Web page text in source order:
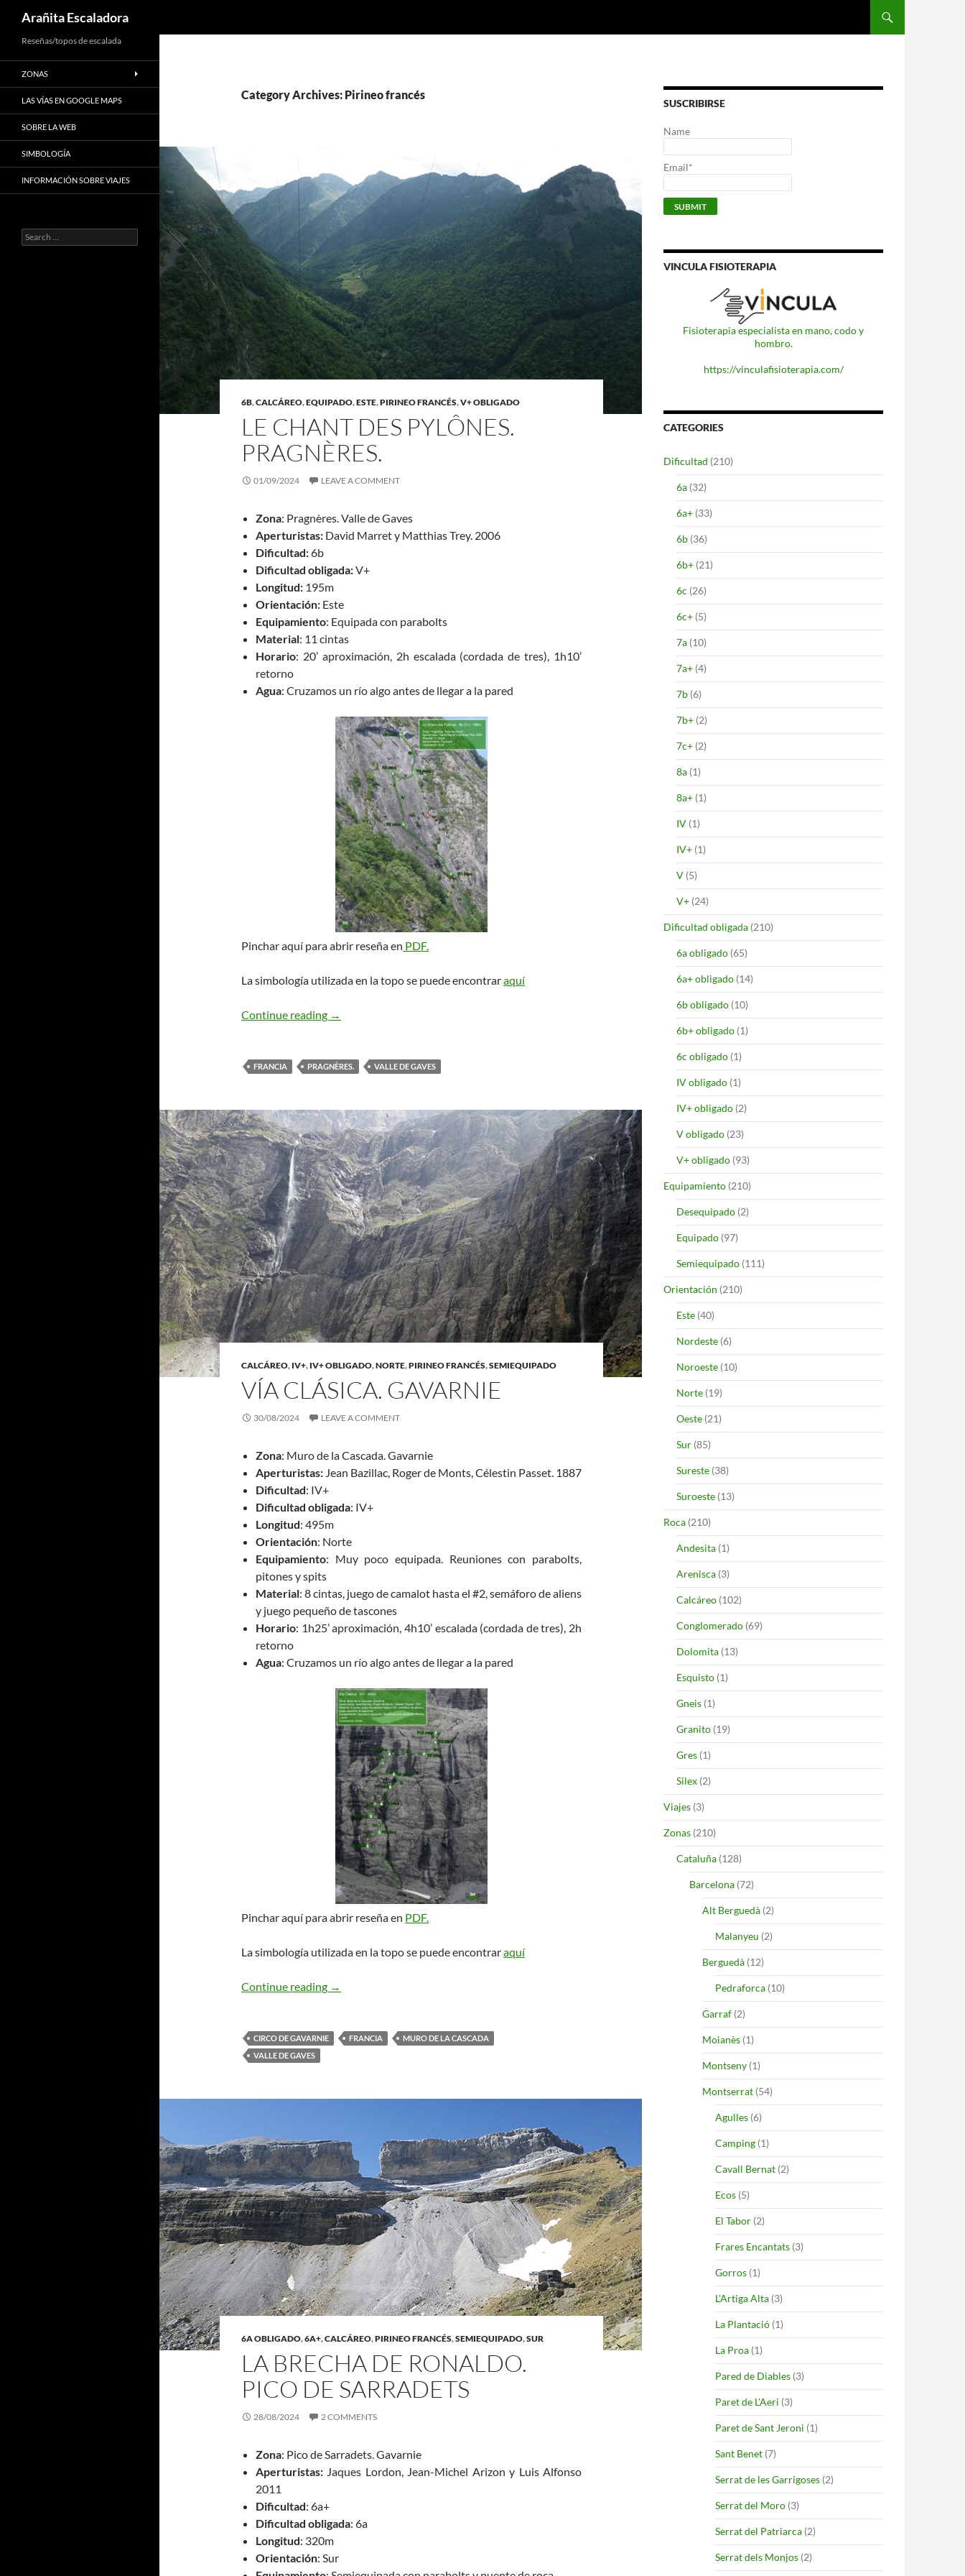
to
content
Arañita Escaladora
Category Archives: Pirineo francés
6B,CALCÁREO,EQUIPADO,ESTE,PIRINEO FRANCÉS,V+ OBLIGADO
LE CHANT DES PYLÔNES.
PRAGNÈRES.
01/09/2024 LEAVE A COMMENT
Zona: Pragnères. Valle de Gaves
Aperturistas: David Marret y Matthias Trey. 2006
Dificultad:6b
Dificultad obligada:V+
Longitud: 195m
Orientación: Este
Equipamiento: Equipada con parabolts
Material: 11 cintas
Horario: 20’ aproximación, 2h escalada (cordada de tres), 1h10’
retorno
Agua: Cruzamos un río algo antes de llegar a la pared
Pinchar aquí para abrir reseña en PDF.
La simbología utilizada en la topo se puede encontraraquí
Continue reading Le Chant des Pylônes. Pragnères.
→
FRANCIA PRAGNÈRES. VALLE DE GAVES
CALCÁREO, IV+, IV+ OBLIGADO,NORTE,PIRINEO FRANCÉS,SEMIEQUIPADO
VÍA CLÁSICA. GAVARNIE
30/08/2024 LEAVE A COMMENT
Zona: Muro de la Cascada. Gavarnie
Aperturistas: Jean Bazillac, Roger de Monts, Célestin Passet. 1887
Dificultad: IV+
Dificultad obligada: IV+
Longitud: 495m
Orientación: Norte
Equipamiento: Muy poco equipada. Reuniones con parabolts,
pitones y spits
Material: 8 cintas, juego de camalot hasta el #2, semáforo de aliens
y juego pequeño de tascones
Horario: 1h25’ aproximación, 4h10’ escalada (cordada de tres), 2h
retorno
Agua: Cruzamos un río algo antes de llegar a la pared
Pinchar aquí para abrir reseña en PDF.
La simbología utilizada en la topo se puede encontraraquí
Continue reading Vía Clásica. Gavarnie
→
CIRCO DE GAVARNIE FRANCIA
MURO DE LA CASCADA
VALLE DE GAVES
6A OBLIGADO,6A+,CALCÁREO,PIRINEO FRANCÉS,SEMIEQUIPADO,SUR
LA BRECHA DE RONALDO.
PICO DE SARRADETS
28/08/2024 2 COMMENTS
Zona: Pico de Sarradets. Gavarnie
Aperturistas: Jaques Lordon, Jean-Michel Arizon y Luis Alfonso
2011
Dificultad: 6a+
Dificultad obligada: 6a
Longitud: 320m
Orientación: Sur
SUSCRIBIRSE
Name
Email*
VINCULA FISIOTERAPIA
Fisioterapia especialista en mano, codo y
hombro.
https://vinculafisioterapia.com/
CATEGORIES
Dificultad (210)
6a (32)
6a+ (33)
6b (36)
6b+ (21)
6c (26)
6c+ (5)
7a (10)
7a+ (4)
7b (6)
7b+ (2)
7c+ (2)
8a (1)
8a+ (1)
IV (1)
IV+ (1)
V (5)
V+ (24)
Dificultad obligada (210)
6a obligado (65)
6a+ obligado (14)
6b obligado (10)
6b+ obligado (1)
6c obligado (1)
IV obligado (1)
IV+ obligado (2)
V obligado (23)
V+ obligado (93)
Equipamiento (210)
Desequipado (2)
Equipado (97)
Semiequipado (111)
Orientación (210)
Este (40)
Nordeste (6)
Noroeste (10)
Norte (19)
Oeste (21)
Sur (85)
Sureste (38)
Suroeste (13)
Roca (210)
Andesita (1)
Arenisca (3)
Calcáreo (102)
Conglomerado (69)
Dolomita (13)
Esquisto (1)
Gneis (1)
Granito (19)
Gres (1)
Silex (2)
Viajes (3)
Zonas (210)
Cataluña (128)
Barcelona (72)
Alt Berguedà (2)
Malanyeu (2)
Berguedà (12)
Pedraforca (10)
Garraf (2)
Moianès (1)
Montseny (1)
Montserrat (54)
Agulles (6)
Camping (1)
Cavall Bernat (2)
Ecos (5)
El Tabor (2)
Frares Encantats (3)
Gorros (1)
L'Artiga Alta (3)
La Plantació (1)
La Proa (1)
Pared de Diables (3)
Paret de L'Aeri (3)
Paret de Sant Jeroni (1)
Sant Benet (7)
Serrat de les Garrigoses (2)
Serrat del Moro (3)
Serrat del Patriarca (2)
Serrat dels Monjos (2)
Reseñas/topos de escalada
ZONAS
LAS VÍAS EN GOOGLE MAPS
SOBRE LA WEB
SIMBOLOGÍA
INFORMACIÓN SOBRE VIAJES
Search
for: